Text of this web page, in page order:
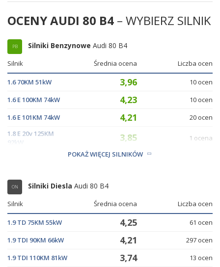
OCENY AUDI 80 B4 – WYBIERZ SILNIK
PB Silniki Benzynowe Audi 80 B4
Silnik Średnia ocena Liczba ocen
1.6 70KM 51kW 3,96
10 ocen
1.6 E 100KM 74kW
4,23
10 ocen
1.6 E 101KM 74kW
4,21
20 ocen
1.8 E 20v 125KM
92kW
3,85 1 ocena
4,22
POKAŻ WIĘCEJ SILNIKÓW
ON Silniki Diesla Audi 80 B4
Silnik Średnia ocena Liczba ocen
1.9 TD 75KM 55kW 4,25
61 ocen
1.9 TDI 90KM 66kW
4,21
297 ocen
1.9 TDI 110KM 81kW
3,74 13 ocen